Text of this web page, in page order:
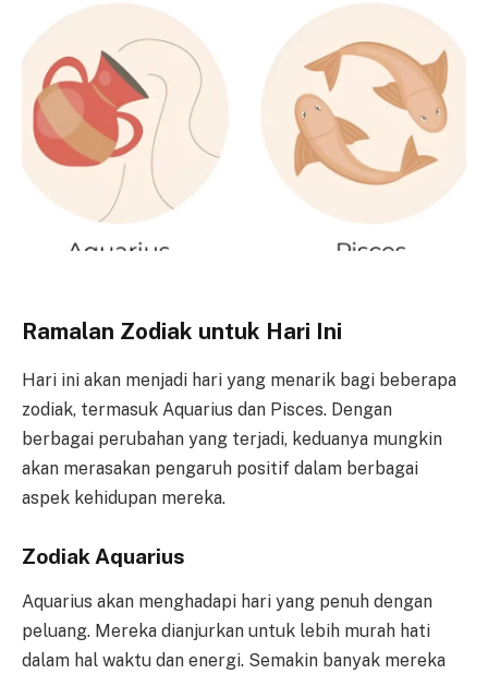
Ramalan Zodiak untuk Hari Ini
Hari ini akan menjadi hari yang menarik bagi beberapa
zodiak, termasuk Aquarius dan Pisces. Dengan
berbagai perubahan yang terjadi, keduanya mungkin
akan merasakan pengaruh positif dalam berbagai
aspek kehidupan mereka.
Zodiak Aquarius
Aquarius akan menghadapi hari yang penuh dengan
peluang. Mereka dianjurkan untuk lebih murah hati
dalam hal waktu dan energi. Semakin banyak mereka